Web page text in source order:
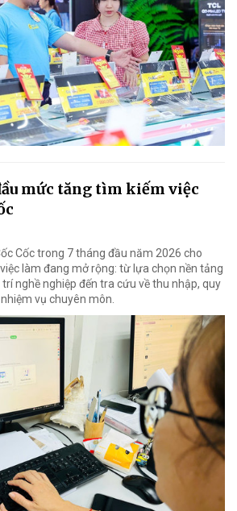
mức tăng tìm kiếm việc
Cốc trong 7 tháng đầu năm 2026 cho
làm đang mở rộng: từ lựa chọn nền tảng
nghề nghiệp đến tra cứu về thu nhập, quy
vụ chuyên môn.